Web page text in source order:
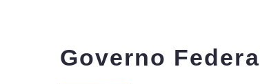
Governo Federal